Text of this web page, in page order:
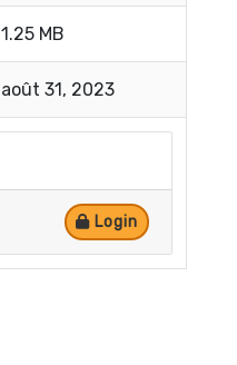
1.25 MB
août 31, 2023
Login